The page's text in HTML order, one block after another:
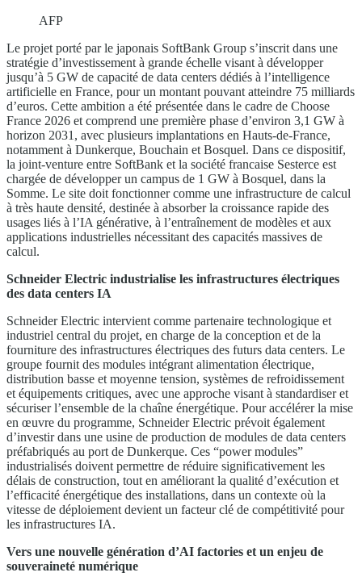
AFP
Le projet porté par le japonais SoftBank Group s’inscrit dans une
stratégie d’investissement à grande échelle visant à développer
jusqu’à 5 GW de capacité de data centers dédiés à l’intelligence
artificielle en France, pour un montant pouvant atteindre 75 milliards
d’euros. Cette ambition a été présentée dans le cadre de Choose
France 2026 et comprend une première phase d’environ 3,1 GW à
horizon 2031, avec plusieurs implantations en Hauts-de-France,
notamment à Dunkerque, Bouchain et Bosquel. Dans ce dispositif,
la joint-venture entre SoftBank et la société francaise Sesterce est
chargée de développer un campus de 1 GW à Bosquel, dans la
Somme. Le site doit fonctionner comme une infrastructure de calcul
à très haute densité, destinée à absorber la croissance rapide des
usages liés à l’IA générative, à l’entraînement de modèles et aux
applications industrielles nécessitant des capacités massives de
calcul.
Schneider Electric industrialise les infrastructures électriques
des data centers IA
Schneider Electric intervient comme partenaire technologique et
industriel central du projet, en charge de la conception et de la
fourniture des infrastructures électriques des futurs data centers. Le
groupe fournit des modules intégrant alimentation électrique,
distribution basse et moyenne tension, systèmes de refroidissement
et équipements critiques, avec une approche visant à standardiser et
sécuriser l’ensemble de la chaîne énergétique. Pour accélérer la mise
en œuvre du programme, Schneider Electric prévoit également
d’investir dans une usine de production de modules de data centers
préfabriqués au port de Dunkerque. Ces “power modules”
industrialisés doivent permettre de réduire significativement les
délais de construction, tout en améliorant la qualité d’exécution et
l’efficacité énergétique des installations, dans un contexte où la
vitesse de déploiement devient un facteur clé de compétitivité pour
les infrastructures IA.
Vers une nouvelle génération d’AI factories et un enjeu de
souveraineté numérique